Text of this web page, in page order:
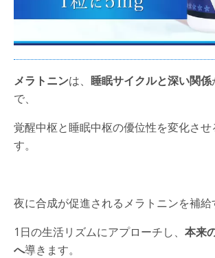
メラトニンは、 睡眠サイクルと深い関係
で、
覚醒中枢と睡眠中枢の優位性を変化させ
す。
夜に合成が促進されるメラトニンを補給
1日の生活リズムにアプローチし、 本来
へ導きます。